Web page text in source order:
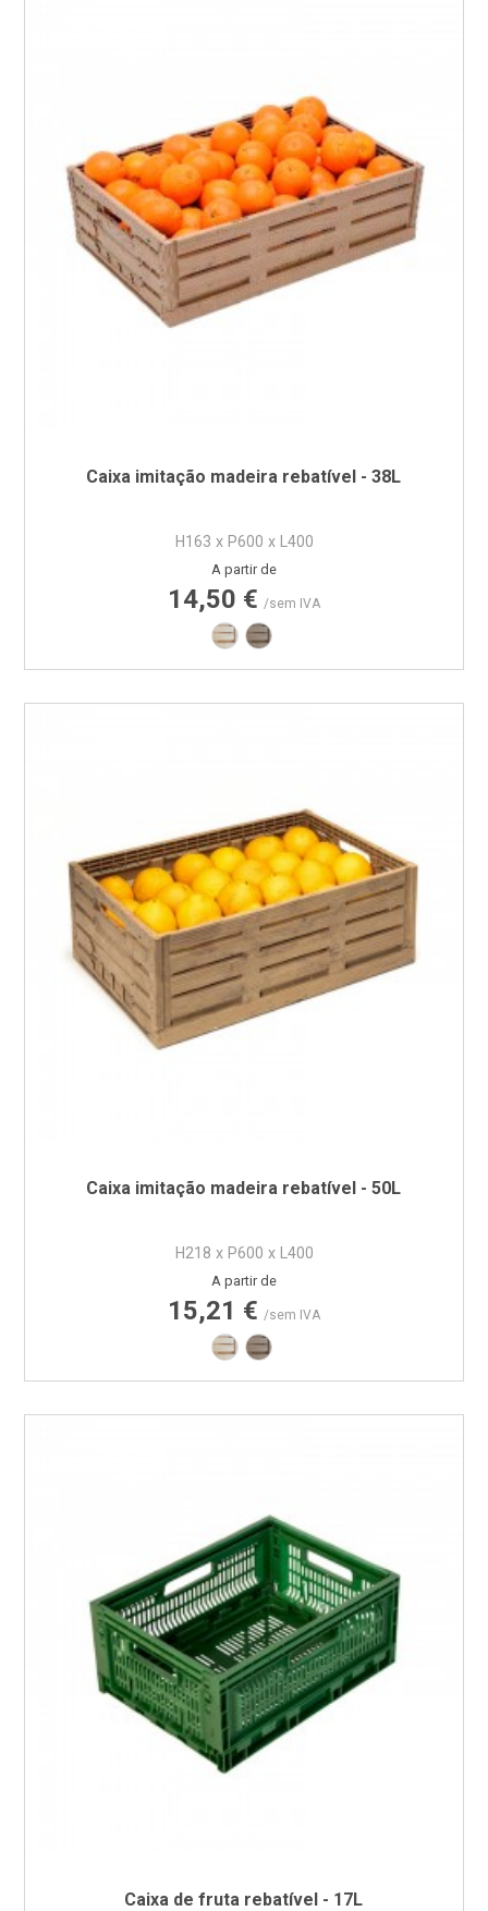
Caixa imitação madeira rebatível - 38L
H163 x P600 x L400
Preço
A partir de
14,50 € /sem IVA
Imitação Madeira - Castanho Claro
Imitação Madeira - Castanho
Caixa imitação madeira rebatível - 50L
H218 x P600 x L400
Preço
A partir de
15,21 € /sem IVA
Imitação Madeira - Castanho Claro
Imitação Madeira - Castanho
Caixa de fruta rebatível - 17L